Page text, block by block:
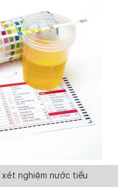
nghiệm nước tiểu